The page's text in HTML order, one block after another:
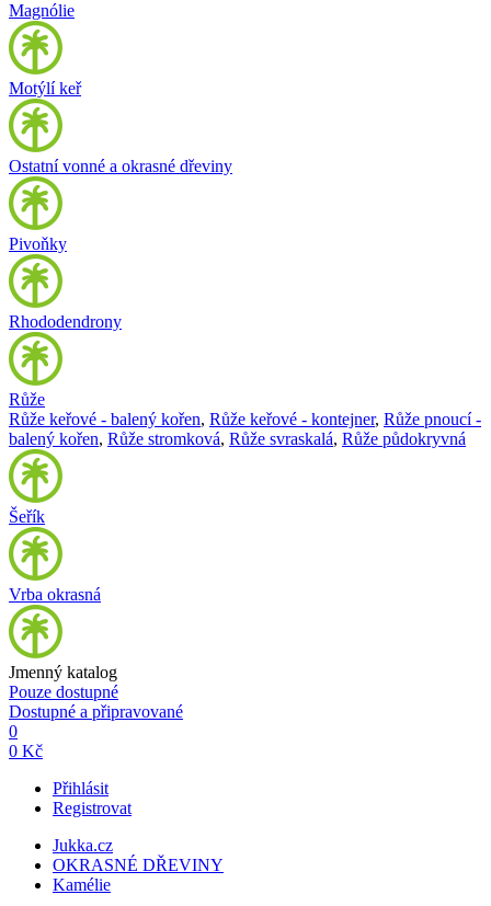
Magnólie
Motýlí keř
Ostatní vonné a okrasné dřeviny
Pivoňky
Rhododendrony
Růže
Růže keřové - balený kořen, Růže keřové - kontejner, Růže pnoucí -
balený kořen, Růže stromková, Růže svraskalá, Růže půdokryvná
Šeřík
Vrba okrasná
Jmenný katalog
Pouze dostupné
Dostupné a připravované
0
0 Kč
Přihlásit
Registrovat
Jukka.cz
OKRASNÉ DŘEVINY
Kamélie